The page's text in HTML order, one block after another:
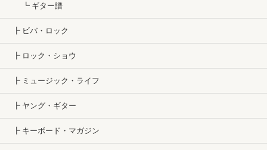
┗ ギター譜
┣ ビバ・ロック
┣ ロック・ショウ
┣ ミュージック・ライフ
┣ ヤング・ギター
┣ キーボード・マガジン